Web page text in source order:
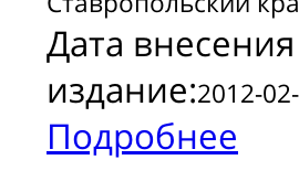
Дата
издание:2012-
Подробнее